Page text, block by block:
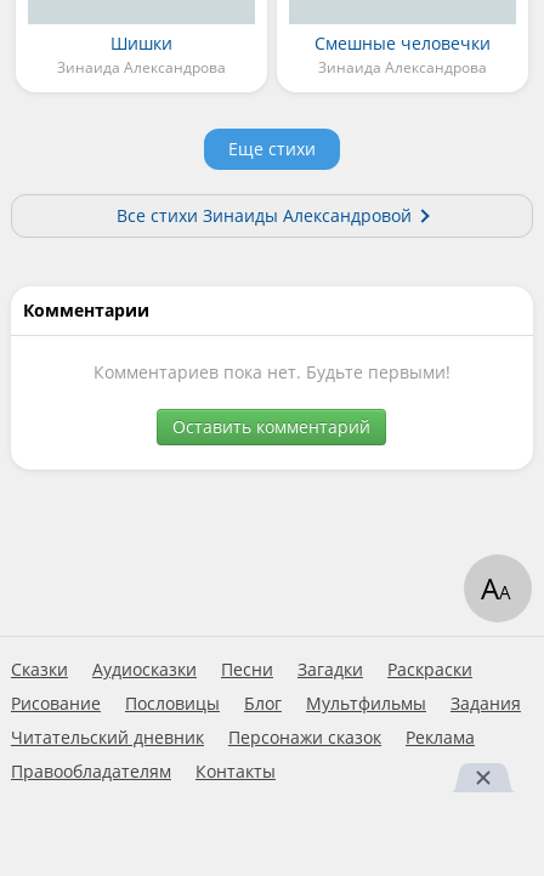
Шишки
Зинаида Александрова
Смешные человечки
Зинаида Александрова
Еще стихи
Все стихи Зинаиды Александровой
Комментарии
Комментариев пока нет. Будьте первыми!
Оставить комментарий
Сказки Аудиосказки Песни Загадки
Раскраски
Рисование
Пословицы Блог Мультфильмы
Задания
Читательский дневник
Персонажи сказок
Реклама
Правообладателям
Контакты
АА